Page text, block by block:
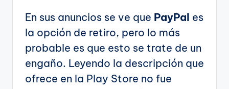
En sus anuncios se ve que PayPal es
la opción de retiro, pero lo más
probable es que esto se trate de un
engaño. Leyendo la descripción que
ofrece en la Play Store no fue